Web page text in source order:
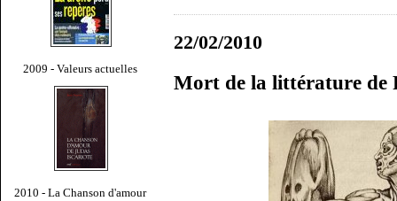
2009 - Valeurs actuelles
2010 - La Chanson d'amour
22/02/2010
Mort de la littérature de